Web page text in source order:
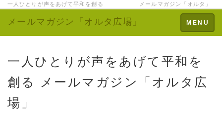
一人ひとりが声をあげて平和を創る メールマガジン「オルタ」
Toggle
navigation
MENU
メールマガジン「オルタ広場」
一人ひとりが声をあげて平和を
創る メールマガジン「オルタ広
場」